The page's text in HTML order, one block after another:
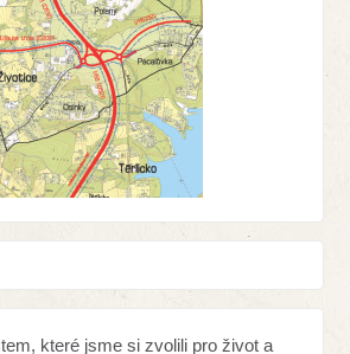
které jsme si zvolili pro život a